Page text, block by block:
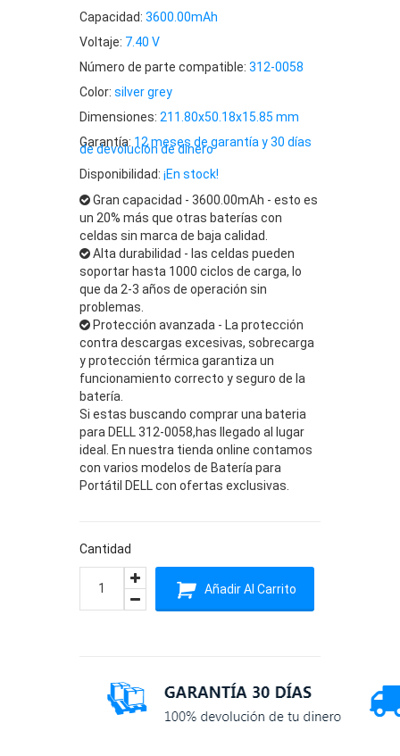
Capacidad: 3600.00mAh
Voltaje: 7.40 V
Número de parte compatible: 312-0058
Color: silver grey
Dimensiones: 211.80x50.18x15.85 mm
Garantía: 12 meses de garantía y 30 días
de devolución de dinero
Disponibilidad: ¡En stock!
Gran capacidad - 3600.00mAh - esto es
un 20% más que otras baterías con
celdas sin marca de baja calidad.
Alta durabilidad - las celdas pueden
soportar hasta 1000 ciclos de carga, lo
que da 2-3 años de operación sin
problemas.
Protección avanzada - La protección
contra descargas excesivas, sobrecarga
y protección térmica garantiza un
funcionamiento correcto y seguro de la
batería.
Si estas buscando comprar una bateria
para DELL 312-0058,has llegado al lugar
ideal. En nuestra tienda online contamos
con varios modelos de Batería para
Portátil DELL con ofertas exclusivas.
Cantidad
Añadir Al Carrito